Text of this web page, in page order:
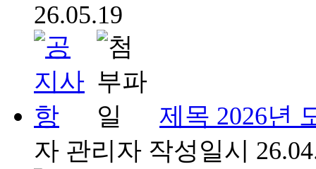
26.05.19
제목 2026년
자 관리자 작성일시